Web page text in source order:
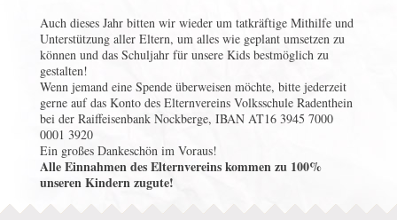
Auch dieses Jahr bitten wir wieder um tatkräftige Mithilfe und
Unterstützung aller Eltern, um alles wie geplant umsetzen zu
können und das Schuljahr für unsere Kids bestmöglich zu
gestalten!
Wenn jemand eine Spende überweisen möchte, bitte jederzeit
gerne auf das Konto des Elternvereins Volksschule Radenthein
bei der Raiffeisenbank Nockberge, IBAN AT16 3945 7000
0001 3920
Ein großes Dankeschön im Voraus!
Alle Einnahmen des Elternvereins kommen zu 100%
unseren Kindern zugute!